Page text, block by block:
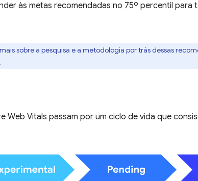
às metas recomendadas no 75º percentil para
sobre a pesquisa e a metodologia por trás dessas
.
Web Vitals passam por um ciclo de vida que